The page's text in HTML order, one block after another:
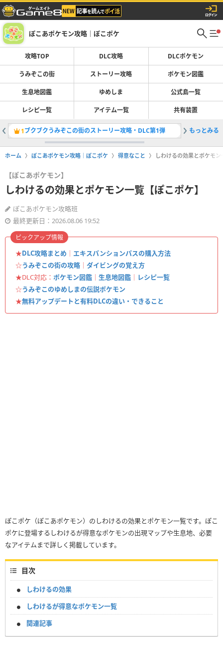
ぽこあポケモン攻略｜ぽこポケ
攻略TOP DLC攻略 DLCポケモン
うみぞこの街 ストーリー攻略 ポケモン図鑑
生息地図鑑 ゆめしま 公式島一覧
レシピ一覧 アイテム一覧 共有装置
1ブクブクうみぞこの街のストーリー攻略・DLC第1弾 2生息地
もっとみる
ホーム ぽこあポケモン攻略｜ぽこポケ 得意なこと しわけるの効果とポケモ
【ぽこあポケモン】
しわけるの効果とポケモン一覧【ぽこポケ】
ぽこあポケモン攻略班
最終更新日：2026.08.06 19:52
★DLC攻略まとめ ｜ エキスパンションパスの購入方法
☆うみぞこの街の攻略 ｜ ダイビングの覚え方
★DLC対応： ポケモン図鑑 ｜ 生息地図鑑 ｜ レシピ一覧
☆うみぞこのゆめしまの伝説ポケモン
★無料アップデートと有料DLCの違い・できること
ピックアップ情報
ぽこポケ（ぽこあポケモン）のしわけるの効果とポケモン一覧です。ぽこ
ポケに登場するしわけるが得意なポケモンの出現マップや生息地、必要
なアイテムまで詳しく掲載しています。
目次
しわけるの効果
しわけるが得意なポケモン一覧
関連記事